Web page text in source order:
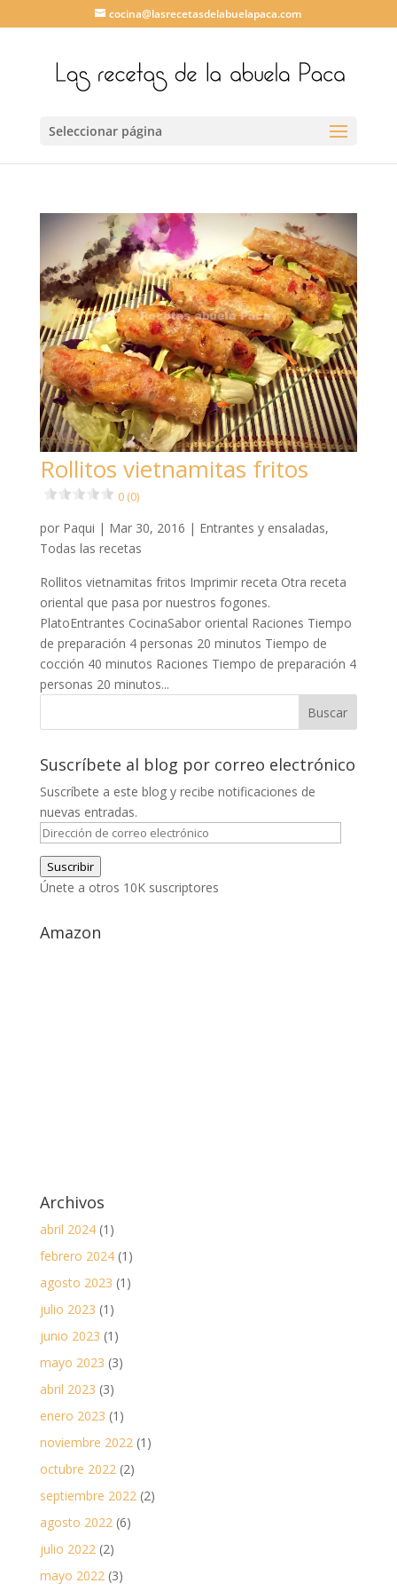
cocina@lasrecetasdelabuelapaca.com
Seleccionar página
Rollitos vietnamitas fritos
0 (0)
por Paqui | Mar 30, 2016 | Entrantes y ensaladas,
Todas las recetas
Rollitos vietnamitas fritos Imprimir receta Otra receta
oriental que pasa por nuestros fogones.
PlatoEntrantes CocinaSabor oriental Raciones Tiempo
de preparación 4 personas 20 minutos Tiempo de
cocción 40 minutos Raciones Tiempo de preparación 4
personas 20 minutos...
Suscríbete al blog por correo electrónico
Suscríbete a este blog y recibe notificaciones de
nuevas entradas.
Dirección
de
correo
electrónico
Suscribir
Únete a otros 10K suscriptores
Amazon
Archivos
abril 2024(1)
febrero 2024(1)
agosto 2023 (1)
julio 2023 (1)
junio 2023 (1)
mayo 2023 (3)
abril 2023 (3)
enero 2023 (1)
noviembre 2022(1)
octubre 2022(2)
septiembre 2022(2)
agosto 2022(6)
julio 2022(2)
mayo 2022(3)